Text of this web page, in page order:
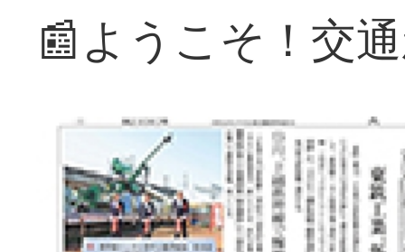
📰ようこそ！交